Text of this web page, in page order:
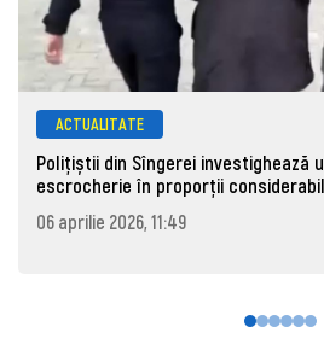
ACTUALITATE
Polițiștii din Sîngerei investighează
escrocherie în proporții
06 aprilie 2026, 11:49